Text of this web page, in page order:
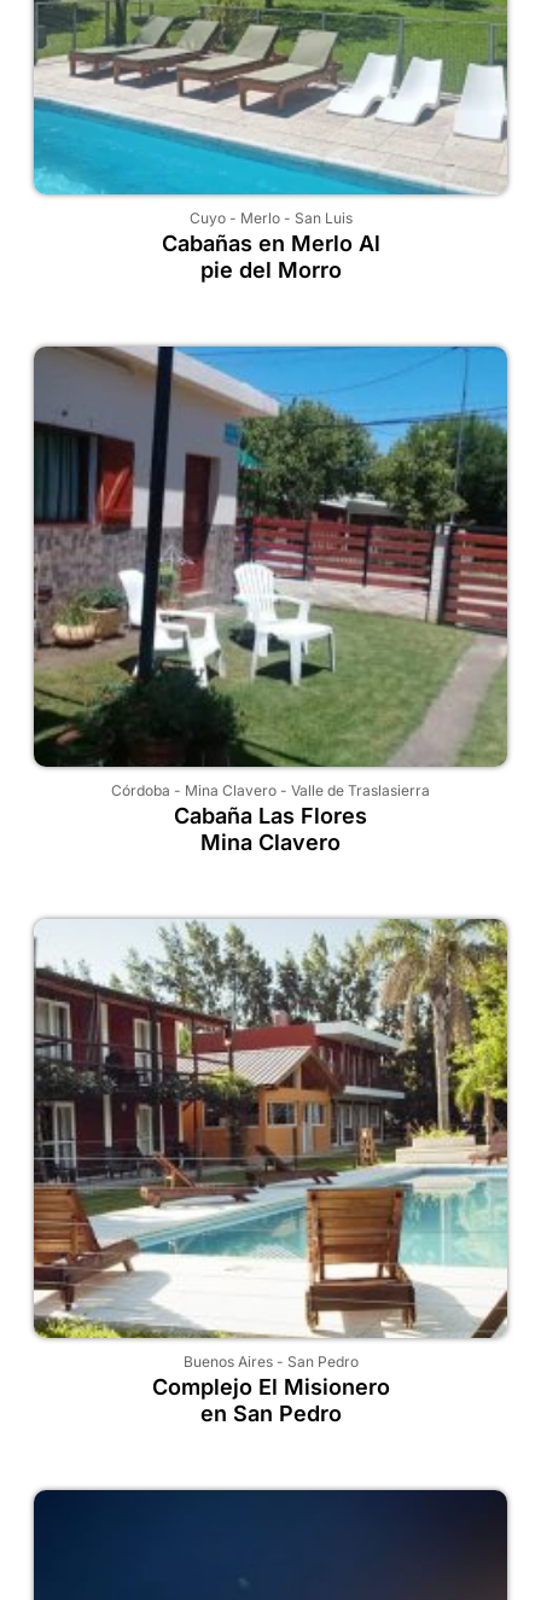
Cuyo- Merlo- San Luis
Cabañas en Merlo Al
pie del Morro
Córdoba - Mina Clavero - Valle de Traslasierra
Cabaña Las Flores
Mina Clavero
Buenos Aires- San Pedro
Complejo El Misionero
en San Pedro